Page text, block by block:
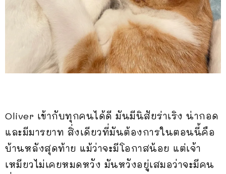
Oliver เข้ากับทุกคนได้ดี มันมีนิสัยร่าเริง น่ากอด
และมีมารยาท สิ่งเดียวที่มันต้องการในตอนนี้คือ
บ้านหลังสุดท้าย แม้ว่าจะมีโอกาสน้อย แต่เจ้า
เหมียวไม่เคยหมดหวัง มันหวังอยู่เสมอว่าจะมีคน